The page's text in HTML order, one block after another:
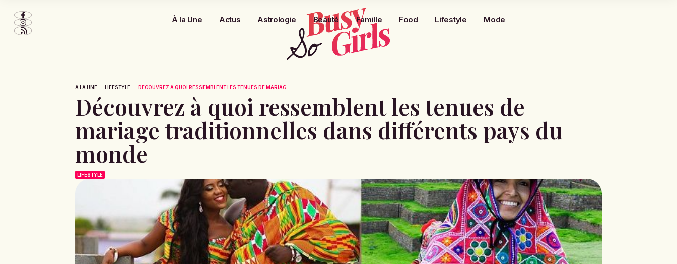
À la Une Actus Astrologie Beauté Famille Food Lifestyle Mode
À LA UNE LIFESTYLE DÉCOUVREZ À QUOI RESSEMBLENT LES TENUES DE MARIAG...
Découvrez à quoi ressemblent les tenues de
mariage traditionnelles dans différents pays du
monde
LIFESTYLE